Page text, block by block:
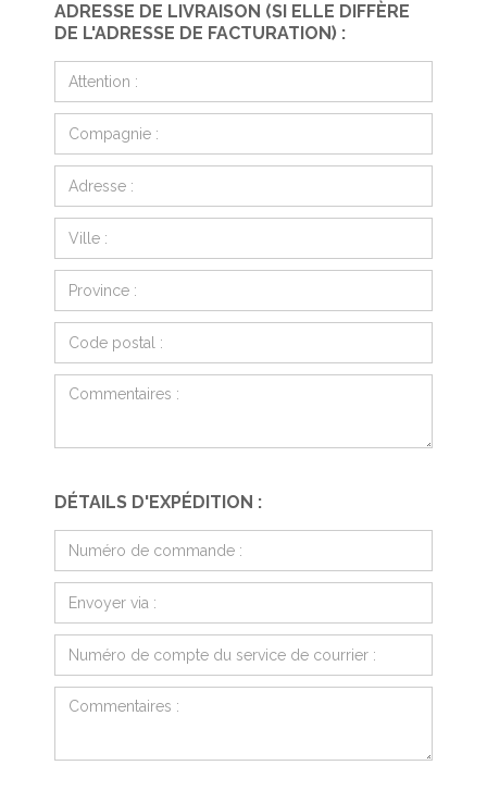
ADRESSE DE LIVRAISON (SI ELLE DIFFÈRE
DE L'ADRESSE DE FACTURATION) :
DÉTAILS D'EXPÉDITION :